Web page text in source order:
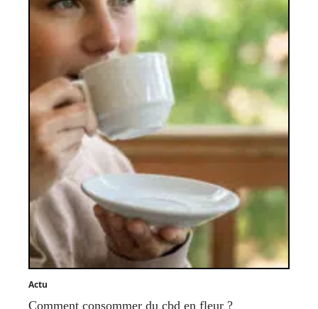
Actu
Comment consommer du cbd en fleur ?